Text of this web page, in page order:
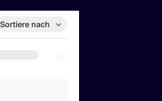
Sortiere nach